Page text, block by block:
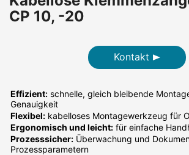
CP 10, -20
Kontakt
Effizient: schnelle, gleich bleibende
Genauigkeit
Flexibel: kabelloses Montagewerkzeug für
Ergonomisch und leicht: für einfache
Prozesssicher: Überwachung und
Prozessparametern